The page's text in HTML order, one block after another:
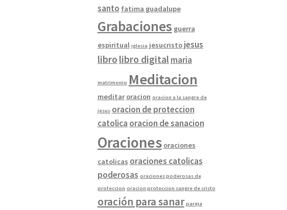
santo fatima guadalupe
Grabaciones guerra
espiritual iglesia jesucristo jesus
libro libro digitalmaria
matrimonio Meditacion
meditar oracion oracion a la sangre de
jesus oracion de proteccion
catolica oracion de sanacion
Oraciones oraciones
catolicas oraciones catolicas
poderosas oraciones poderosas de
proteccion oracion proteccion sangre de cristo
oración para sanar pareja